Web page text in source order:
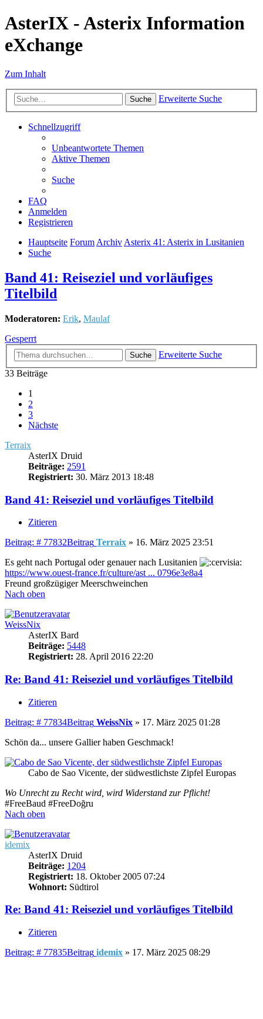
AsterIX - Asterix Information
eXchange
Zum Inhalt
Suche Erweiterte Suche
Schnellzugriff
Unbeantwortete Themen
Aktive Themen
Suche
FAQ
Anmelden
Registrieren
Hauptseite ForumArchivAsterix 41: Asterix in Lusitanien
Suche
Band 41: Reiseziel und vorläufiges
Titelbild
Moderatoren: Erik, Maulaf
Gesperrt
Suche
Erweiterte Suche
33 Beiträge
1
2
3
Nächste
Terraix
AsterIX Druid
Beiträge: 2591
Registriert: 30. März 2013 18:48
Band 41: Reiseziel und vorläufiges Titelbild
Zitieren
Beitrag: # 77832Beitrag Terraix » 16. März 2025 23:51
Es geht nach Portugal oder genauer nach Lusitanien
https://www.ouest-france.fr/culture/ast ... 0796e3e8a4
Freund großzügiger Meerschweinchen
Nach oben
WeissNix
AsterIX Bard
Beiträge: 5448
Registriert: 28. April 2016 22:20
Re: Band 41: Reiseziel und vorläufiges Titelbild
Zitieren
Beitrag: # 77834Beitrag WeissNix » 17. März 2025 01:28
Schön da... unsere Gallier haben Geschmack!
Cabo de Sao Vicente, der südwestlichste Zipfel Europas
Wo Unrecht zu Recht wird, wird Widerstand zur Pflicht!
#FreeBaud #FreeDoğru
Nach oben
idemix
AsterIX Druid
Beiträge: 1204
Registriert: 18. Oktober 2005 07:24
Wohnort: Südtirol
Re: Band 41: Reiseziel und vorläufiges Titelbild
Zitieren
Beitrag: # 77835Beitrag idemix » 17. März 2025 08:29